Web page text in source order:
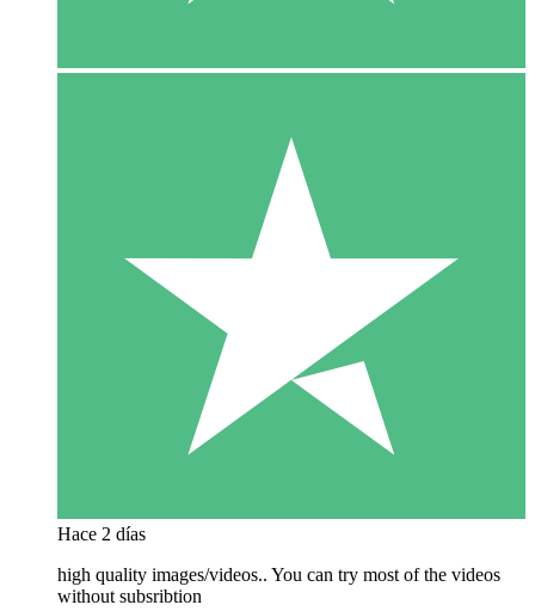
Hace 2 días
high quality images/videos.. You can try most of the videos
without subsribtion